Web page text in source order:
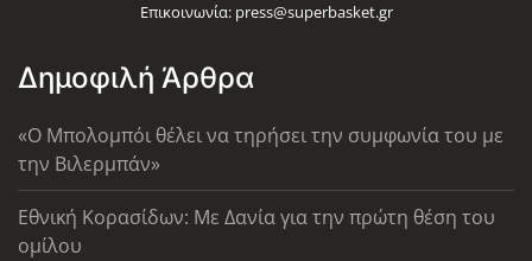
Επικοινωνία: press@superbasket.gr
Δημοφιλή Άρθρα
«Ο Μπολομπόι θέλει να τηρήσει την συμφωνία του με
την Βιλερμπάν»
Εθνική Κορασίδων: Με Δανία για την πρώτη θέση του
ομίλου